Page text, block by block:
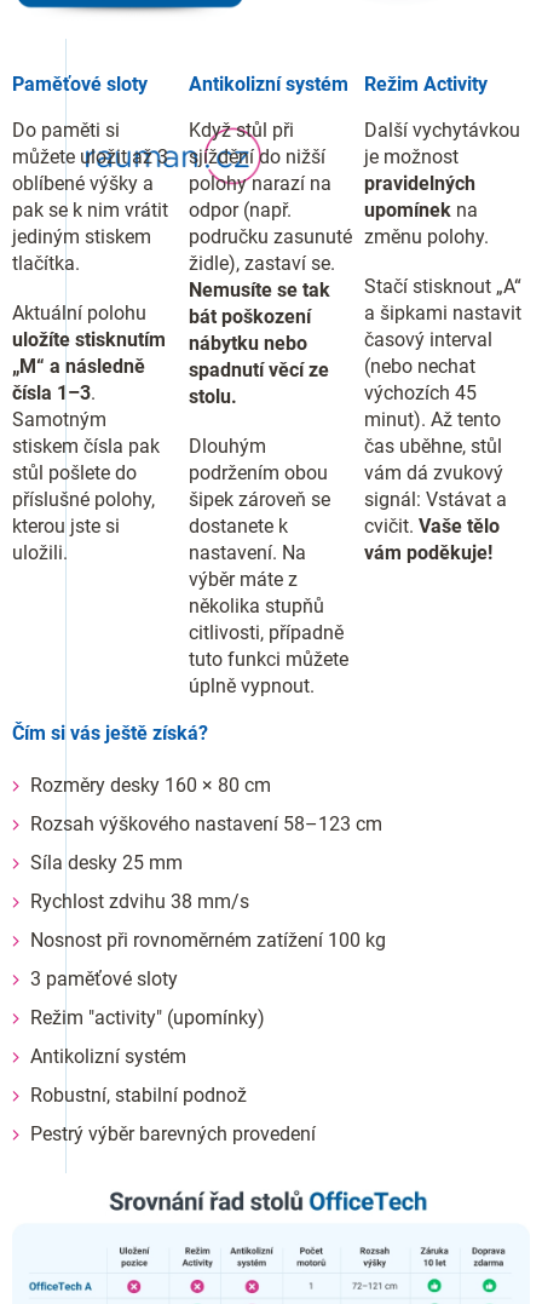
Paměťové sloty
Do paměti si
můžete uložit až 3
oblíbené výšky a
pak se k nim vrátit
jediným stiskem
tlačítka.
Aktuální polohu
uložíte stisknutím
„M“ a následně
čísla 1–3.
Samotným
stiskem čísla pak
stůl pošlete do
příslušné polohy,
kterou jste si
uložili.
Antikolizní systém
Když stůl při
sjíždění do nižší
polohy narazí na
odpor (např.
područku zasunuté
židle), zastaví se.
Nemusíte se tak
bát poškození
nábytku nebo
spadnutí věcí ze
stolu.
Dlouhým
podržením obou
šipek zároveň se
dostanete k
nastavení. Na
výběr máte z
několika stupňů
citlivosti, případně
tuto funkci můžete
úplně vypnout.
Režim Activity
Další vychytávkou
je možnost
pravidelných
upomínek na
změnu polohy.
Stačí stisknout „A“
a šipkami nastavit
časový interval
(nebo nechat
výchozích 45
minut). Až tento
čas uběhne, stůl
vám dá zvukový
signál: Vstávat a
cvičit.Vaše tělo
vám poděkuje!
Čím si vás ještě získá?
Rozměry desky 160 × 80 cm
Rozsah výškového nastavení 58–123 cm
Síla desky 25 mm
Rychlost zdvihu 38 mm/s
Nosnost při rovnoměrném zatížení 100 kg
3 paměťové sloty
Režim "activity" (upomínky)
Antikolizní systém
Robustní, stabilní podnož
Pestrý výběr barevných provedení